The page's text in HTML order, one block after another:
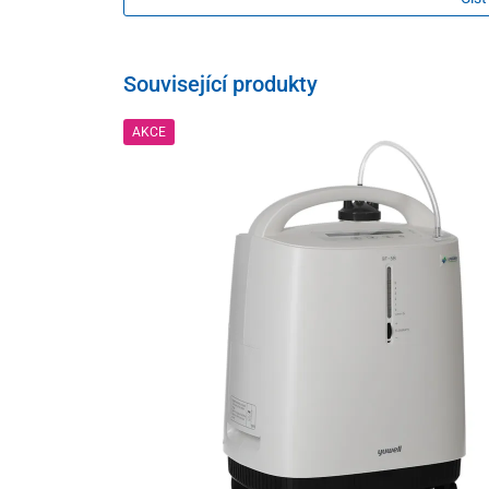
Související produkty
AKCE